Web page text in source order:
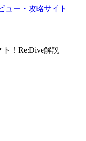
！Re:Dive解説